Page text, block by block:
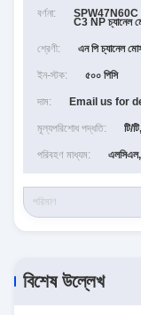
বর্ণনা: SPW47N60C
C3 NP চ্যানেল
শ্রেণী: এন পি চ্যানেল
ইন-স্টক: ৫০০ পিসি
দাম: Email us for
মূল্যপরিশোধ পদ্ধতি: টি/
পরিবহণ মাধ্যম:
বিশেষ উল্লেখ